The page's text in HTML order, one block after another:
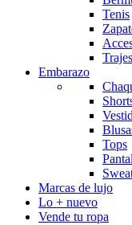
Tenis
Embarazo
Tops
Marcas de lujo
Lo + nuevo
Vende tu ropa